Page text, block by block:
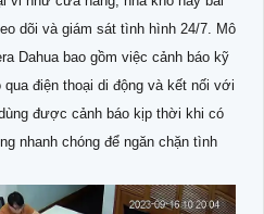
dõi và giám sát tình hình 24/7. Mô
Dahua bao gồm việc cảnh báo kỹ
điện thoại di động và kết nối với
được cảnh báo kịp thời khi có
nhanh chóng để ngăn chặn tình